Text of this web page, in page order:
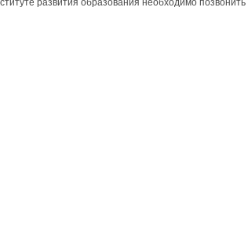
развития образования необходимо